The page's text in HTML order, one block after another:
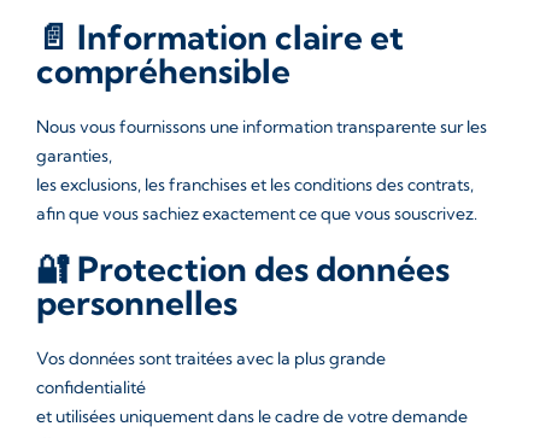
📄 Information claire et
compréhensible
Nous vous fournissons une information transparente sur les
garanties,
les exclusions, les franchises et les conditions des contrats,
afin que vous sachiez exactement ce que vous souscrivez.
🔐 Protection des données
personnelles
Vos données sont traitées avec la plus grande
confidentialité
et utilisées uniquement dans le cadre de votre demande